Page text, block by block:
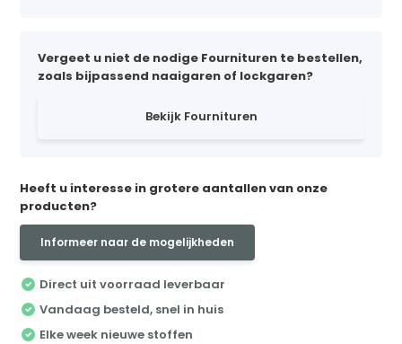
Vergeet u niet de nodige Fournituren te bestellen,
zoals bijpassend naaigaren of lockgaren?
Bekijk Fournituren
Heeft u interesse in grotere aantallen van onze
producten?
Informeer naar de mogelijkheden
Direct uit voorraad leverbaar
Vandaag besteld, snel in huis
Elke week nieuwe stoffen